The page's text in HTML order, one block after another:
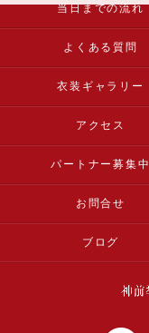
当日までの流れ
よくある質問
衣装ギャラリー
アクセス
パートナー募集中
お問合せ
ブログ